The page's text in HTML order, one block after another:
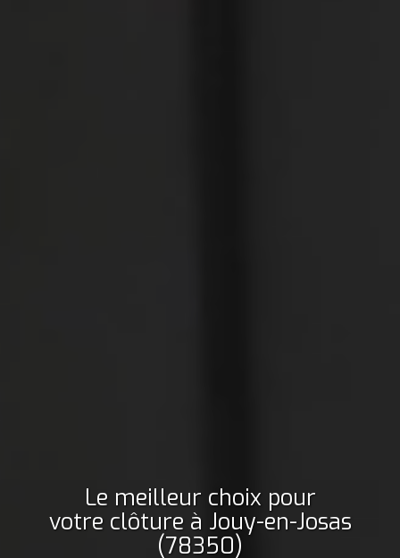
Le meilleur choix pour
votre clôture à Jouy-en-Josas
(78350)